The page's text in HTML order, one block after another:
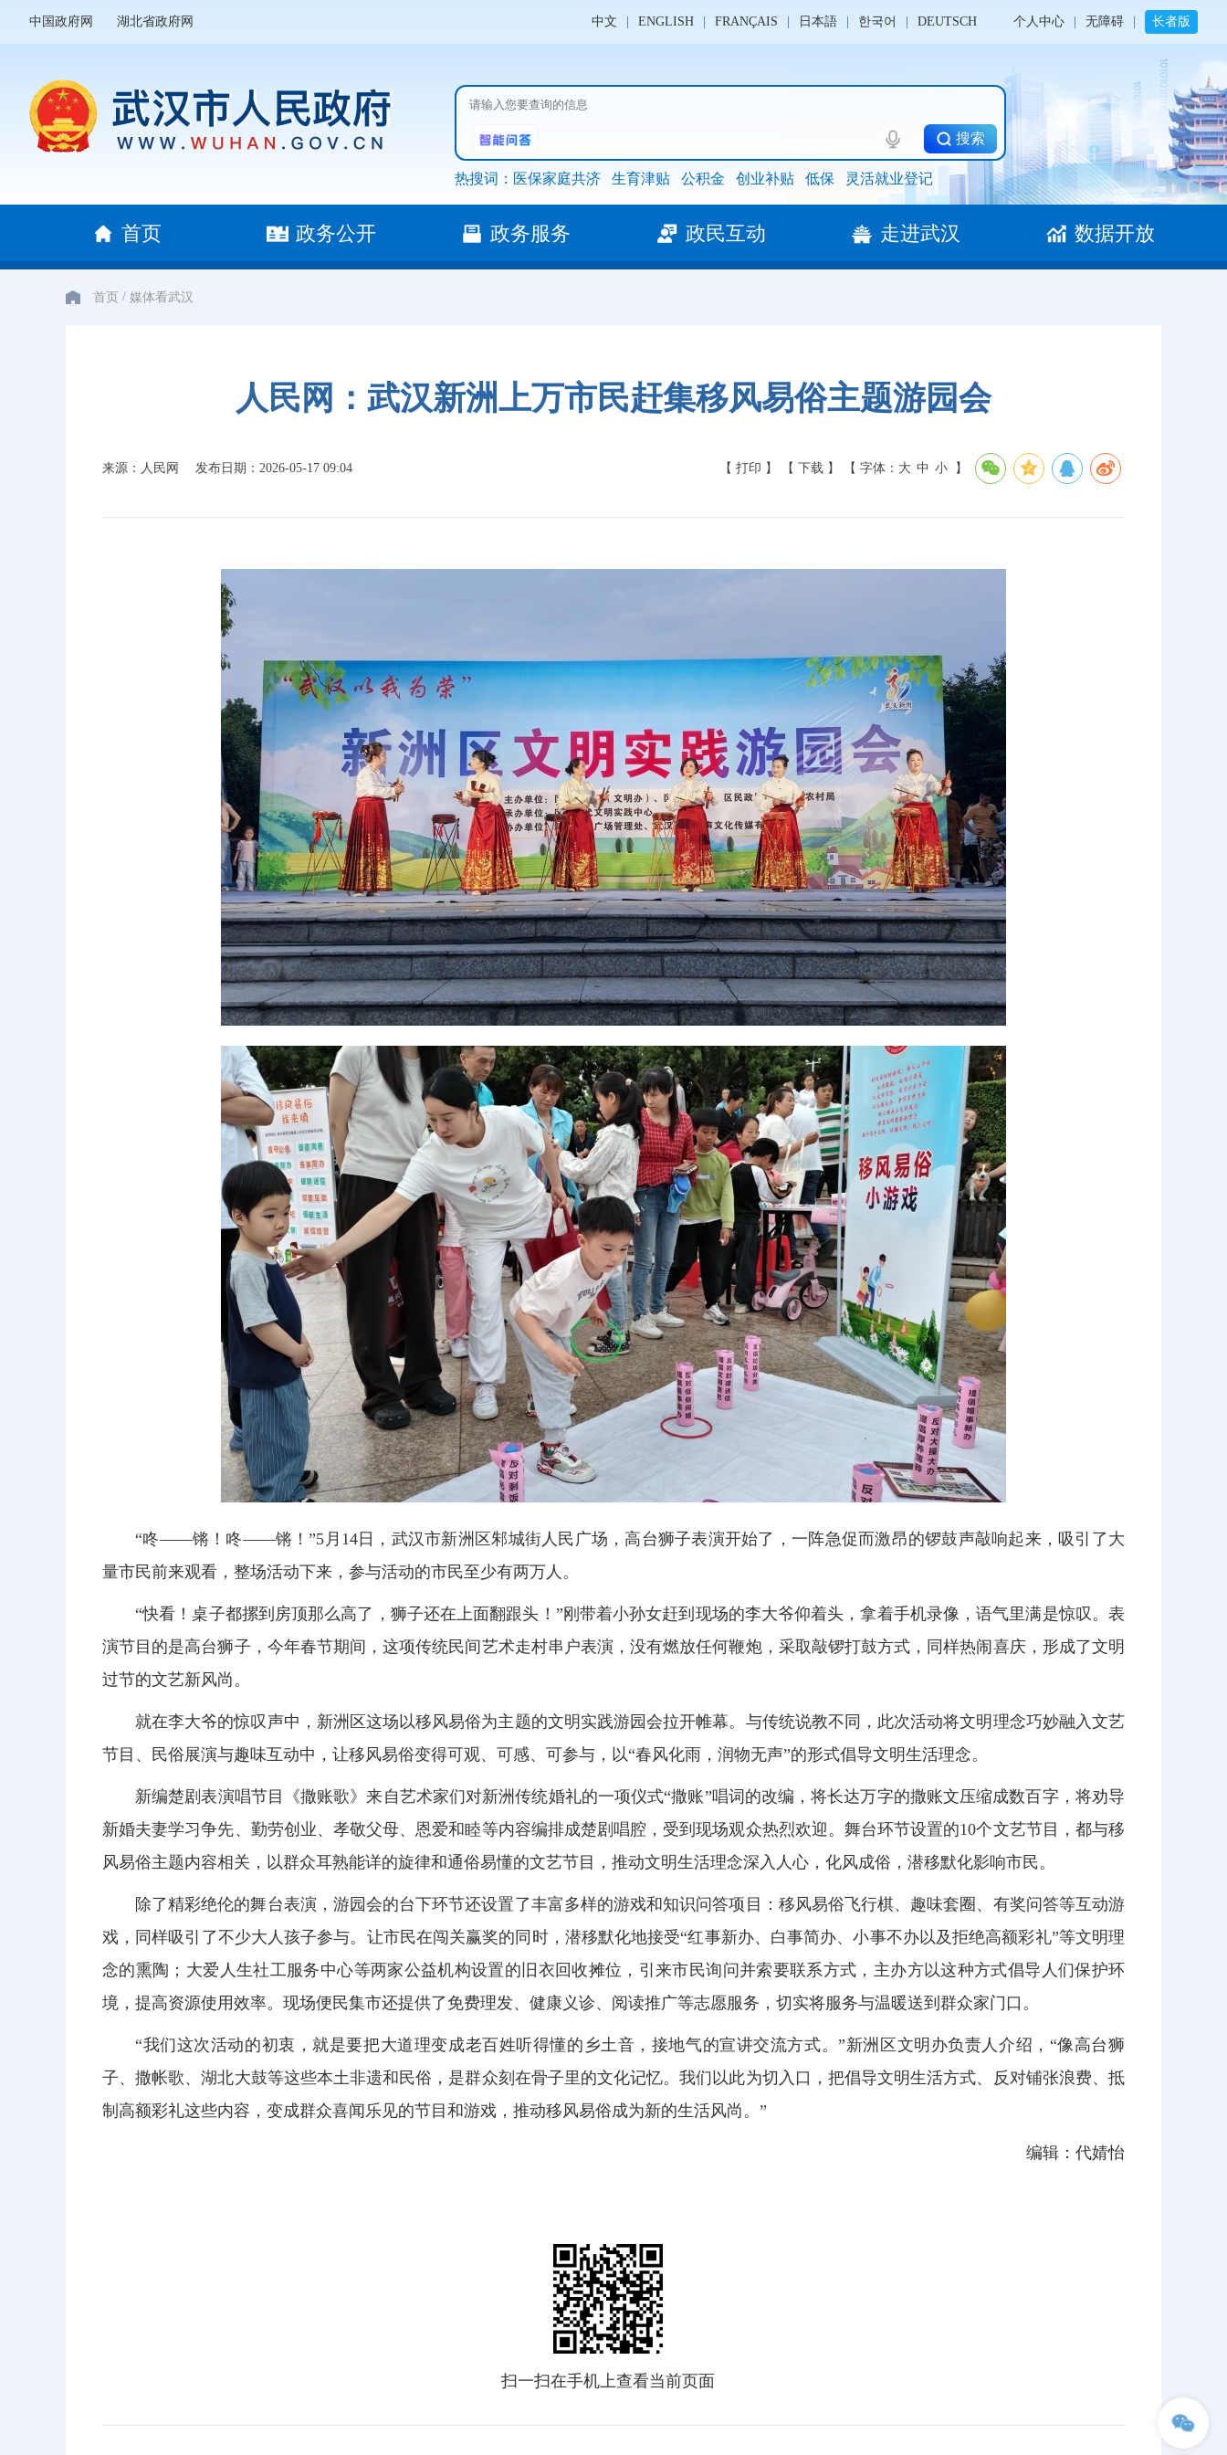
中国政府网 湖北省政府网 中文 ENGLISH FRANÇAIS 日本語 한국어 DEUTSCH 个人中心 无障碍 长者版
搜索
热搜词： 医保家庭共济 生育津贴 公积金 创业补贴 低保 灵活就业登记
首页 政务公开 政务服务 政民互动 走进武汉 数据开放
首页 / 媒体看武汉
人民网：武汉新洲上万市民赶集移风易俗主题游园会
来源：人民网 发布日期：2026-05-17 09:04 【 打印 】 【 下载 】 【 字体： 大 中 小 】
“咚——锵！咚——锵！”5月14日，武汉市新洲区邾城街人民广场，高台狮子表演开始了，一阵急促而激昂的锣鼓声敲响起来，吸引了大
量市民前来观看，整场活动下来，参与活动的市民至少有两万人。
“快看！桌子都摞到房顶那么高了，狮子还在上面翻跟头！”刚带着小孙女赶到现场的李大爷仰着头，拿着手机录像，语气里满是惊叹。表
演节目的是高台狮子，今年春节期间，这项传统民间艺术走村串户表演，没有燃放任何鞭炮，采取敲锣打鼓方式，同样热闹喜庆，形成了文明
过节的文艺新风尚。
就在李大爷的惊叹声中，新洲区这场以移风易俗为主题的文明实践游园会拉开帷幕。与传统说教不同，此次活动将文明理念巧妙融入文艺
节目、民俗展演与趣味互动中，让移风易俗变得可观、可感、可参与，以“春风化雨，润物无声”的形式倡导文明生活理念。
新编楚剧表演唱节目《撒账歌》来自艺术家们对新洲传统婚礼的一项仪式“撒账”唱词的改编，将长达万字的撒账文压缩成数百字，将劝导
新婚夫妻学习争先、勤劳创业、孝敬父母、恩爱和睦等内容编排成楚剧唱腔，受到现场观众热烈欢迎。舞台环节设置的10个文艺节目，都与移
风易俗主题内容相关，以群众耳熟能详的旋律和通俗易懂的文艺节目，推动文明生活理念深入人心，化风成俗，潜移默化影响市民。
除了精彩绝伦的舞台表演，游园会的台下环节还设置了丰富多样的游戏和知识问答项目：移风易俗飞行棋、趣味套圈、有奖问答等互动游
戏，同样吸引了不少大人孩子参与。让市民在闯关赢奖的同时，潜移默化地接受“红事新办、白事简办、小事不办以及拒绝高额彩礼”等文明理
念的熏陶；大爱人生社工服务中心等两家公益机构设置的旧衣回收摊位，引来市民询问并索要联系方式，主办方以这种方式倡导人们保护环
境，提高资源使用效率。现场便民集市还提供了免费理发、健康义诊、阅读推广等志愿服务，切实将服务与温暖送到群众家门口。
“我们这次活动的初衷，就是要把大道理变成老百姓听得懂的乡土音，接地气的宣讲交流方式。”新洲区文明办负责人介绍，“像高台狮
子、撒帐歌、湖北大鼓等这些本土非遗和民俗，是群众刻在骨子里的文化记忆。我们以此为切入口，把倡导文明生活方式、反对铺张浪费、抵
制高额彩礼这些内容，变成群众喜闻乐见的节目和游戏，推动移风易俗成为新的生活风尚。”
编辑：代婧怡
扫一扫在手机上查看当前页面